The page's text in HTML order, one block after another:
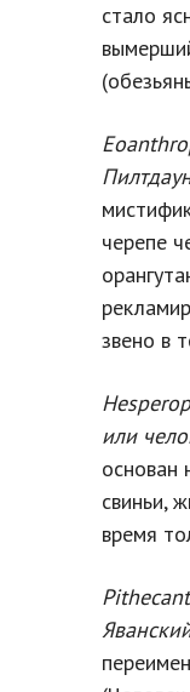
стало
черепе
звено в
или
основан
свиньи,
время